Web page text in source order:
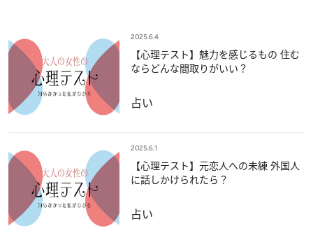
2025.6.4
【心理テスト】魅力を感じるもの 住む
ならどんな間取りがいい？
占い
2025.6.1
【心理テスト】元恋人への未練 外国人
に話しかけられたら？
占い